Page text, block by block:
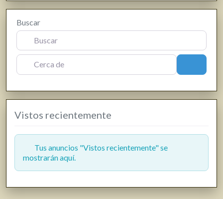
Farmacias, parafarmacias y herbolarios
Fisioterapia
Floristerías
Fotografía y producción audiovisual
Gasóleo
Gasolineras
Hostelería y restauración
Informática y telecomunicaciones
Jardinería y viveros
Buscar
Cerca de
Vistos recientemente
Tus anuncios "Vistos recientemente" se
mostrarán aquí.